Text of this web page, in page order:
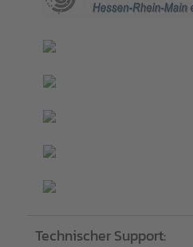
Technischer Support: